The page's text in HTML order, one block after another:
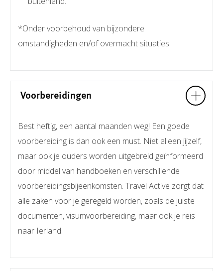
*Onder voorbehoud van bijzondere
omstandigheden en/of overmacht situaties.
Voorbereidingen
Best heftig, een aantal maanden weg! Een goede
voorbereiding is dan ook een must. Niet alleen jijzelf,
maar ook je ouders worden uitgebreid geïnformeerd
door middel van handboeken en verschillende
voorbereidingsbijeenkomsten. Travel Active zorgt dat
alle zaken voor je geregeld worden, zoals de juiste
documenten, visumvoorbereiding, maar ook je reis
naar Ierland.